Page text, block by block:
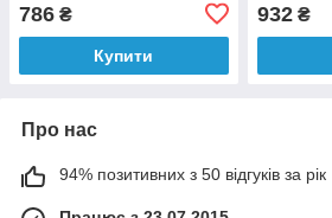
786 ₴
Купити
932₴
Про нас
94% позитивних з 50 відгуків за рік